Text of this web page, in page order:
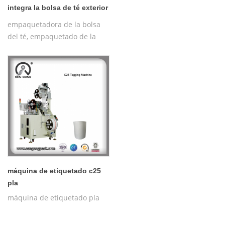
integra la bolsa de té exterior
empaquetadora de la bolsa
del té, empaquetado de la
máquina de etiquetado c25
pla
máquina de etiquetado pla